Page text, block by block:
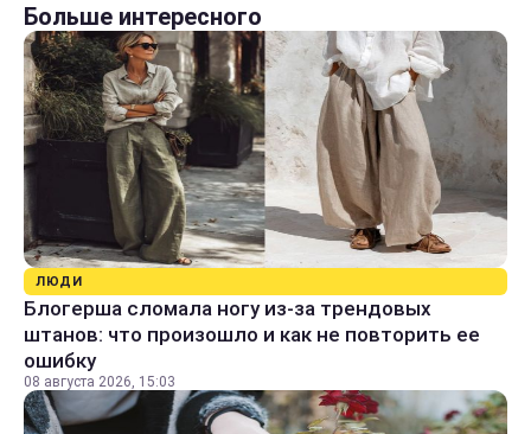
Больше интересного
ЛЮДИ
Блогерша сломала ногу из-за трендовых
штанов: что произошло и как не повторить ее
ошибку
08 августа 2026, 15:03